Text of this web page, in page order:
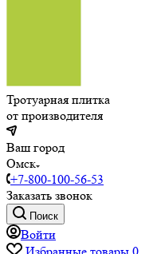
Тротуарная плитка
от производителя
Ваш город
Омск
+7-800-100-56-53
Заказать звонок
Поиск
Войти